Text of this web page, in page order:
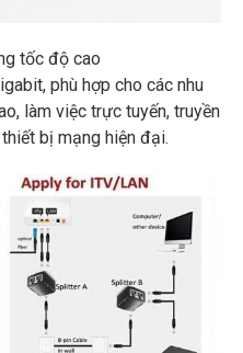
tốc độ cao
phù hợp cho các nhu
làm việc trực tuyến, truyền
bị mạng hiện đại.